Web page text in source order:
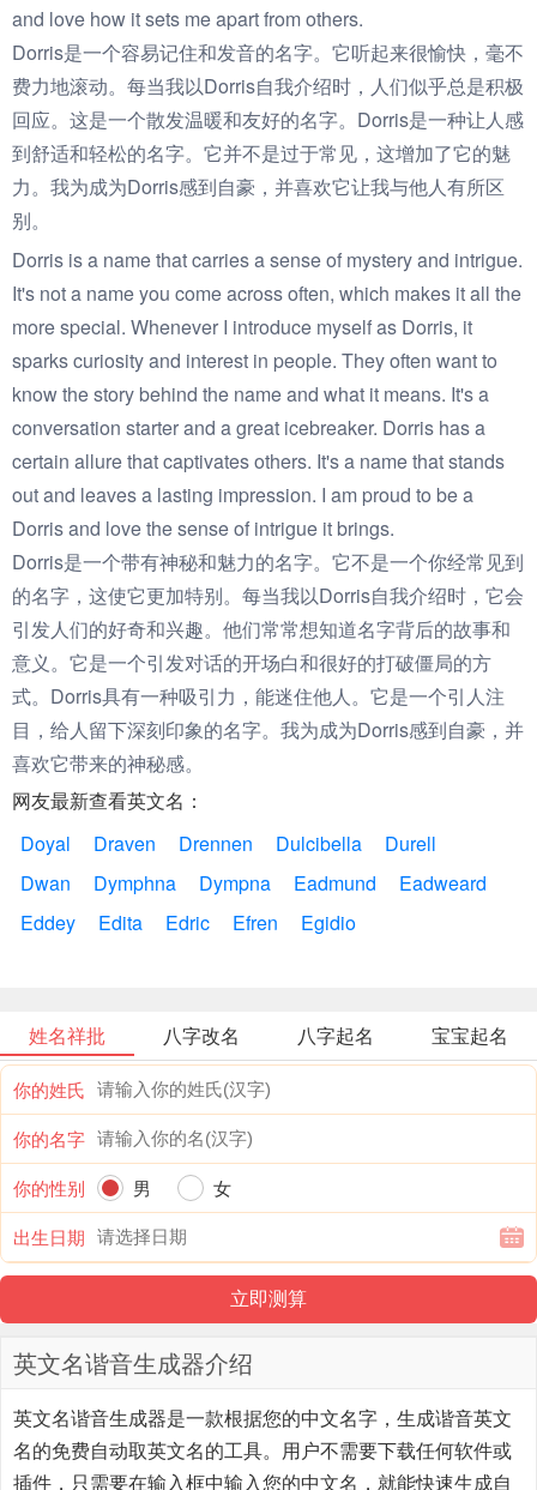
and love how it sets me apart from others.
Dorris是一个容易记住和发音的名字。它听起来很愉快，毫不
费力地滚动。每当我以Dorris自我介绍时，人们似乎总是积极
回应。这是一个散发温暖和友好的名字。Dorris是一种让人感
到舒适和轻松的名字。它并不是过于常见，这增加了它的魅
力。我为成为Dorris感到自豪，并喜欢它让我与他人有所区
别。
Dorris is a name that carries a sense of mystery and intrigue.
It's not a name you come across often, which makes it all the
more special. Whenever I introduce myself as Dorris, it
sparks curiosity and interest in people. They often want to
know the story behind the name and what it means. It's a
conversation starter and a great icebreaker. Dorris has a
certain allure that captivates others. It's a name that stands
out and leaves a lasting impression. I am proud to be a
Dorris and love the sense of intrigue it brings.
Dorris是一个带有神秘和魅力的名字。它不是一个你经常见到
的名字，这使它更加特别。每当我以Dorris自我介绍时，它会
引发人们的好奇和兴趣。他们常常想知道名字背后的故事和
意义。它是一个引发对话的开场白和很好的打破僵局的方
式。Dorris具有一种吸引力，能迷住他人。它是一个引人注
目，给人留下深刻印象的名字。我为成为Dorris感到自豪，并
喜欢它带来的神秘感。
网友最新查看英文名：
Doyal
Draven Drennen Dulcibella
Durell
Dwan
Dymphna Dympna Eadmund
Eadweard
Eddey
Edita Edric Efren Egidio
姓名祥批 八字改名 八字起名 宝宝起名
你的姓氏
你的名字
你的性别
男
女
出生日期
英文名谐音生成器介绍
英文名谐音生成器是一款根据您的中文名字，生成谐音英文
名的免费自动取英文名的工具。用户不需要下载任何软件或
插件，只需要在输入框中输入您的中文名，就能快速生成自